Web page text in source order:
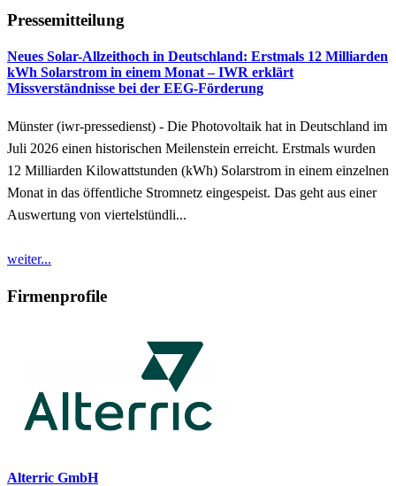
Pressemitteilung
Neues Solar-Allzeithoch in Deutschland: Erstmals 12 Milliarden
kWh Solarstrom in einem Monat – IWR erklärt
Missverständnisse bei der EEG-Förderung
Münster (iwr-pressedienst) - Die Photovoltaik hat in Deutschland im
Juli 2026 einen historischen Meilenstein erreicht. Erstmals wurden
12 Milliarden Kilowattstunden (kWh) Solarstrom in einem einzelnen
Monat in das öffentliche Stromnetz eingespeist. Das geht aus einer
Auswertung von viertelstündli...
weiter...
Firmenprofile
Alterric GmbH